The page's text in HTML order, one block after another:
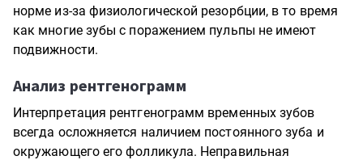
норме из-за физиологической резорбции, в то время
как многие зубы с поражением пульпы не имеют
подвижности.
Анализ рентгенограмм
Интерпретация рентгенограмм временных зубов
всегда осложняется наличием постоянного зуба и
окружающего его фолликула. Неправильная